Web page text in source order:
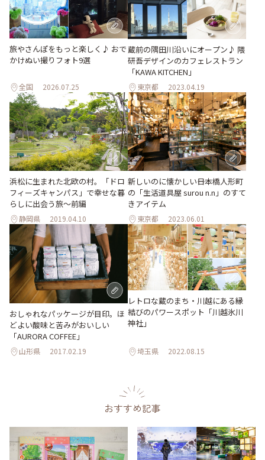
旅やさんぽをもっと楽しく♪ おで
かけぬい撮りフォト9選
全国 2026.07.25
蔵前の隅田川沿いにオープン♪ 隈
研吾デザインのカフェレストラン
「KAWA KITCHEN」
東京都 2023.04.19
浜松に生まれた北欧の村。「ドロ
フィーズキャンパス」で幸せな暮
らしに出会う旅～前編
静岡県 2019.04.10
新しいのに懐かしい――日本橋人形町
の「生活道具屋 surou n.n」のすて
きアイテム
東京都 2023.06.01
おしゃれなパッケージが目印。ほ
どよい酸味と苦みがおいしい
「AURORA COFFEE」
山形県 2017.02.19
レトロな蔵のまち・川越にある縁
結びのパワースポット「川越氷川
神社」
埼玉県 2022.08.15
おすすめ記事